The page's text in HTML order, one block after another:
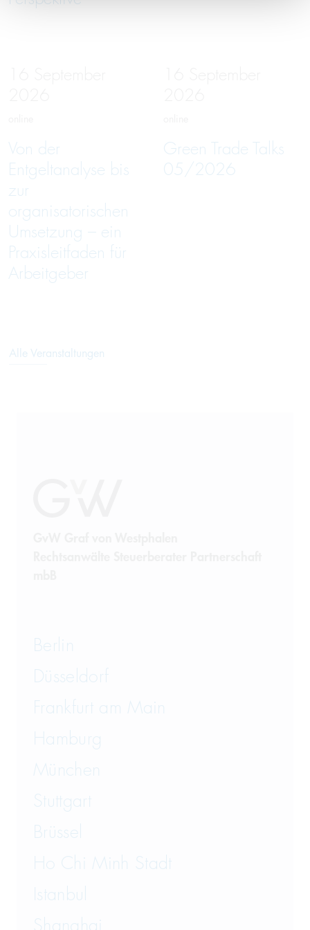
Von der
Entgeltanalyse bis
zur
organisatorischen
Umsetzung – ein
Praxisleitfaden für
Arbeitgeber
Green Trade Talks
05/2026
Alle Veranstaltungen
Berlin
Düsseldorf
Frankfurt am Main
Hamburg
München
Stuttgart
Brüssel
Ho Chi Minh Stadt
Istanbul